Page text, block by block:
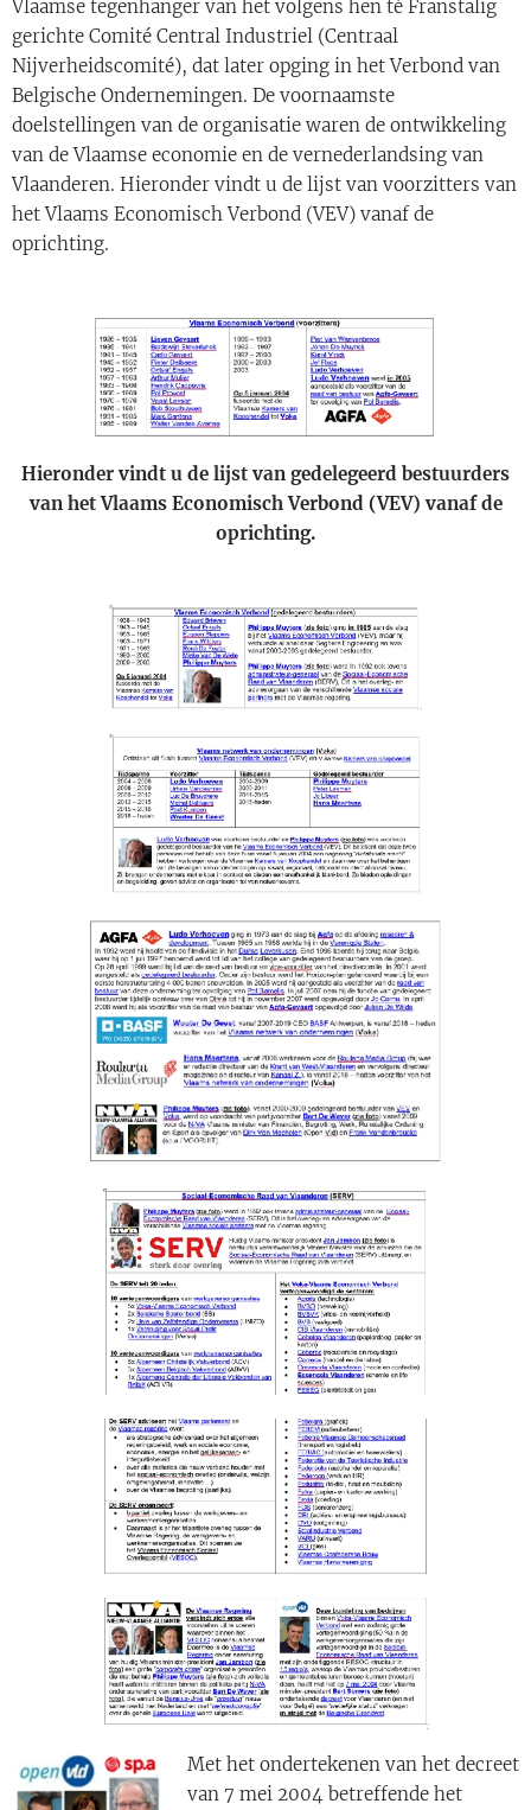
Vlaamse tegenhanger van het volgens hen té Franstalig
gerichte Comité Central Industriel (Centraal
Nijverheidscomité), dat later opging in het Verbond van
Belgische Ondernemingen. De voornaamste
doelstellingen van de organisatie waren de ontwikkeling
van de Vlaamse economie en de vernederlandsing van
Vlaanderen. Hieronder vindt u de lijst van voorzitters van
het Vlaams Economisch Verbond (VEV) vanaf de
oprichting.
Hieronder vindt u de lijst van gedelegeerd bestuurders
van het Vlaams Economisch Verbond (VEV) vanaf de
oprichting.
Met het ondertekenen van het decreet
van 7 mei 2004 betreffende het